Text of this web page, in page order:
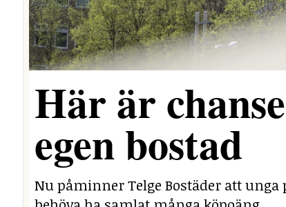
Här är
egen bostad
Nu påminner Telge Bostäder att